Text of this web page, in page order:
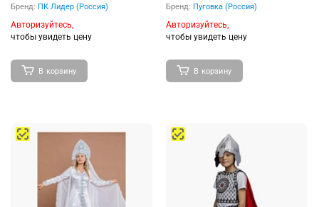
Бренд: ПК Лидер (Россия)
Авторизуйтесь,
чтобы увидеть цену
В корзину
Бренд: Пуговка (Россия)
Авторизуйтесь,
чтобы увидеть цену
В корзину